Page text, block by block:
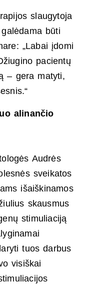
slaugytoja
būti
„Labai įdomi
pacientų
– gera matyti,
alinančio
Audrės
sveikatos
išaiškinamos
skausmus
stimuliaciją
tuos darbus
visiškai